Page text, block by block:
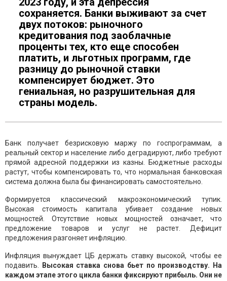
сохраняется. Банки выживают за счет
двух потоков: рыночного
кредитования под заоблачные
проценты тех, кто еще способен
платить, и льготных программ, где
разницу до рыночной ставки
компенсирует бюджет. Это
гениальная, но разрушительная для
страны модель.
Банк получает безрисковую маржу по госпрограммам, а
реальный сектор и население либо деградируют, либо требуют
прямой адресной поддержки из казны. Бюджетные расходы
растут, чтобы компенсировать то, что нормальная банковская
система должна была бы финансировать самостоятельно.
Формируется классический макроэкономический тупик.
Высокая стоимость капитала убивает создание новых
мощностей. Отсутствие новых мощностей означает, что
предложение товаров и услуг не растет. Дефицит
предложения разгоняет инфляцию.
Инфляция вынуждает ЦБ держать ставку высокой, чтобы ее
подавить.
Высокая ставка снова бьет по производству. На
каждом этапе этого цикла банки фиксируют прибыль. Они не